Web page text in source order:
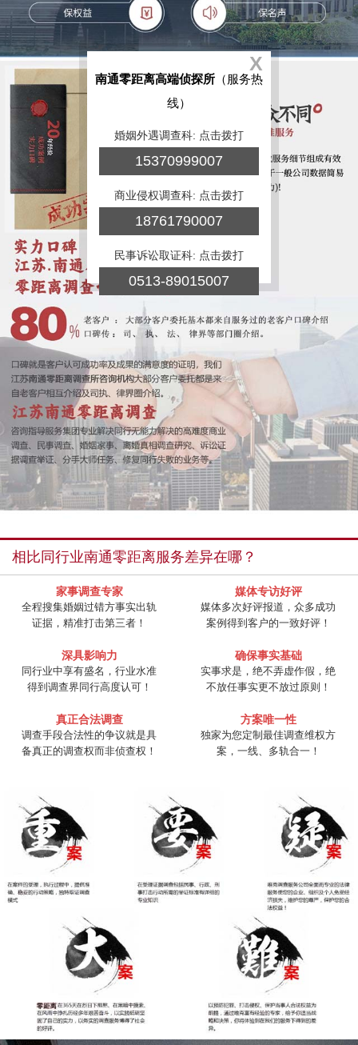
相比同行业南通零距离服务差异在哪？
家事调查专家
全程搜集婚姻过错方事实出轨
证据，精准打击第三者！
媒体专访好评
媒体多次好评报道，众多成功
案例得到客户的一致好评！
深具影响力
同行业中享有盛名，行业水准
得到调查界同行高度认可！
确保事实基础
实事求是，绝不弄虚作假，绝
不放任事实更不放过原则！
真正合法调查
调查手段合法性的争议就是具
备真正的调查权而非侦查权！
方案唯一性
独家为您定制最佳调查维权方
案，一线、多轨合一！
X
南通零距离高端侦探所 （服务热
线）
婚姻外遇调查科: 点击拨打
15370999007
商业侵权调查科: 点击拨打
18761790007
民事诉讼取证科: 点击拨打
0513-89015007